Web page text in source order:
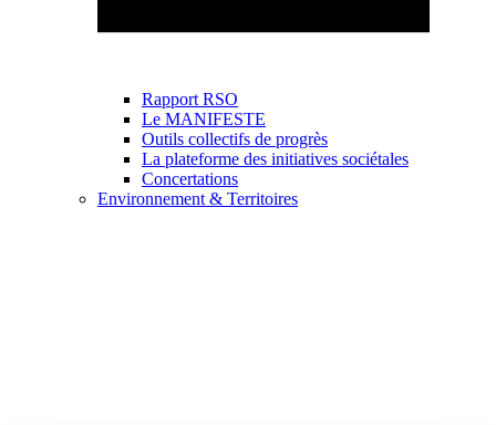
Rapport RSO
Le MANIFESTE
Outils collectifs de progrès
La plateforme des initiatives sociétales
Concertations
Environnement & Territoires